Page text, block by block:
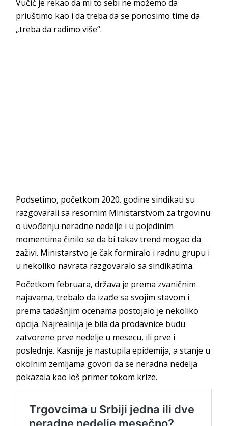
Vučić je rekao da mi to sebi ne možemo da
priuštimo kao i da treba da se ponosimo time da
„treba da radimo više“.
Podsetimo, početkom 2020. godine sindikati su
razgovarali sa resornim Ministarstvom za trgovinu
o uvođenju neradne nedelje i u pojedinim
momentima činilo se da bi takav trend mogao da
zaživi. Ministarstvo je čak formiralo i radnu grupu i
u nekoliko navrata razgovaralo sa sindikatima.
Početkom februara, država je prema zvaničnim
najavama, trebalo da izađe sa svojim stavom i
prema tadašnjim ocenama postojalo je nekoliko
opcija. Najrealnija je bila da prodavnice budu
zatvorene prve nedelje u mesecu, ili prve i
poslednje. Kasnije je nastupila epidemija, a stanje u
okolnim zemljama govori da se neradna nedelja
pokazala kao loš primer tokom krize.